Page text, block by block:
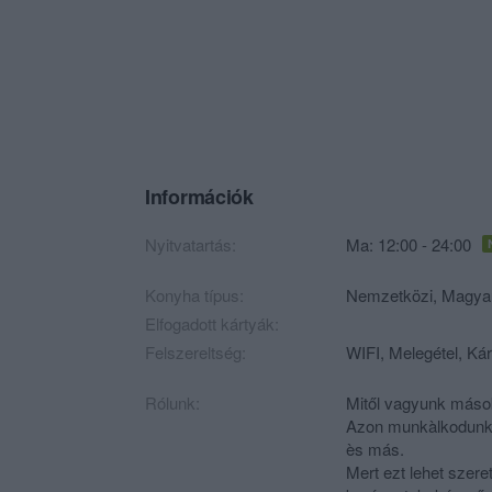
Információk
Nyitvatartás: Ma: 12:00 - 24:00
Konyha típus: Nemzetközi,
Elfogadott kártyák:
Felszereltség:
WIFI, Melegétel,
Rólunk:
Mitől vagyunk
Azon
ès más.
Mert ezt lehet